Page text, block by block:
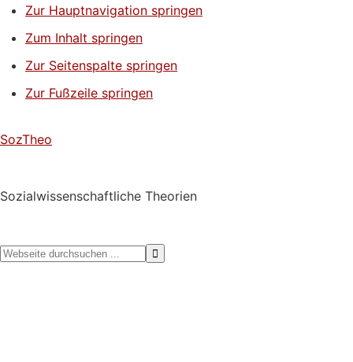
Zur Hauptnavigation springen
Zum Inhalt springen
Zur Seitenspalte springen
Zur Fußzeile springen
SozTheo
Sozialwissenschaftliche Theorien
Webseite